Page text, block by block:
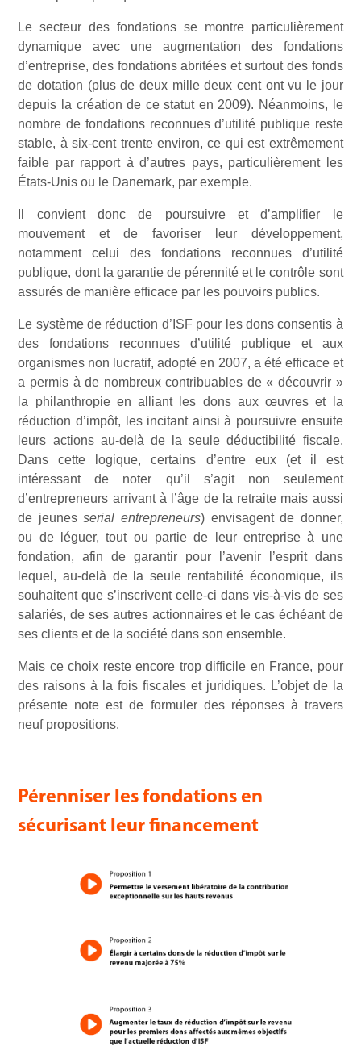
Le secteur des fondations se montre particulièrement
dynamique avec une augmentation des fondations
d’entreprise, des fondations abritées et surtout des fonds
de dotation (plus de deux mille deux cent ont vu le jour
depuis la création de ce statut en 2009). Néanmoins, le
nombre de fondations reconnues d’utilité publique reste
stable, à six-cent trente environ, ce qui est extrêmement
faible par rapport à d’autres pays, particulièrement les
États-Unis ou le Danemark, par exemple.
Il convient donc de poursuivre et d’amplifier le
mouvement et de favoriser leur développement,
notamment celui des fondations reconnues d’utilité
publique, dont la garantie de pérennité et le contrôle sont
assurés de manière efficace par les pouvoirs publics.
Le système de réduction d’ISF pour les dons consentis à
des fondations reconnues d’utilité publique et aux
organismes non lucratif, adopté en 2007, a été efficace et
a permis à de nombreux contribuables de « découvrir »
la philanthropie en alliant les dons aux œuvres et la
réduction d’impôt, les incitant ainsi à poursuivre ensuite
leurs actions au-delà de la seule déductibilité fiscale.
Dans cette logique, certains d’entre eux (et il est
intéressant de noter qu’il s’agit non seulement
d’entrepreneurs arrivant à l’âge de la retraite mais aussi
de jeunesserial entrepreneurs) envisagent de donner,
ou de léguer, tout ou partie de leur entreprise à une
fondation, afin de garantir pour l’avenir l’esprit dans
lequel, au-delà de la seule rentabilité économique, ils
souhaitent que s’inscrivent celle-ci dans vis-à-vis de ses
salariés, de ses autres actionnaires et le cas échéant de
ses clients et de la société dans son ensemble.
Mais ce choix reste encore trop difficile en France, pour
des raisons à la fois fiscales et juridiques. L’objet de la
présente note est de formuler des réponses à travers
neuf propositions.
Pérenniser les fondations en
sécurisant leur financement